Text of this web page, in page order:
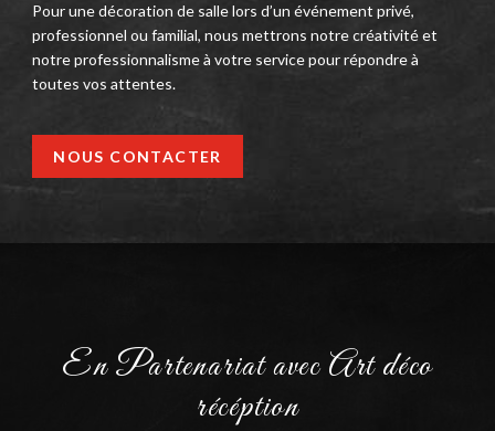
Pour une décoration de salle lors d’un événement privé,
professionnel ou familial, nous mettrons notre créativité et
notre professionnalisme à votre service pour répondre à
toutes vos attentes.
NOUS CONTACTER
En Partenariat avec Art déco
récéption